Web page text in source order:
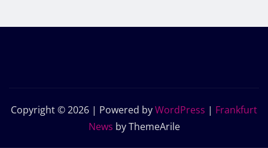
Copyright © 2026 | Powered byWordPress | Frankfurt
News by ThemeArile